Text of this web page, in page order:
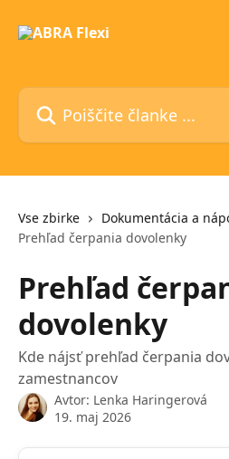
Poiščite članke ...
Vse zbirke Dokumentácia a
Prehľad čerpania dovolenky
Prehľad
dovolenky
Kde nájsť prehľad čerpania
zamestnancov
Avtor: Lenka Haringerová
19. maj 2026